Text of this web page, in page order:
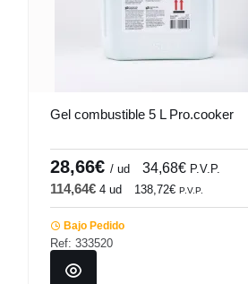
Gel combustible 5 L Pro.cooker
28,66€ / ud 34,68€ P.V.P.
114,64€ 4 ud 138,72€ P.V.P.
Bajo Pedido
Ref: 333520